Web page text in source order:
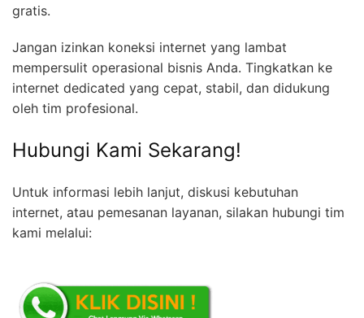
gratis.
Jangan izinkan koneksi internet yang lambat
mempersulit operasional bisnis Anda. Tingkatkan ke
internet dedicated yang cepat, stabil, dan didukung
oleh tim profesional.
Hubungi Kami Sekarang!
Untuk informasi lebih lanjut, diskusi kebutuhan
internet, atau pemesanan layanan, silakan hubungi tim
kami melalui: